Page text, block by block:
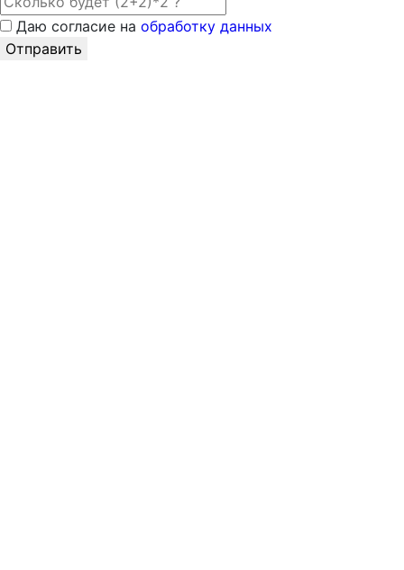
Даю согласие на обработку данных
Отправить